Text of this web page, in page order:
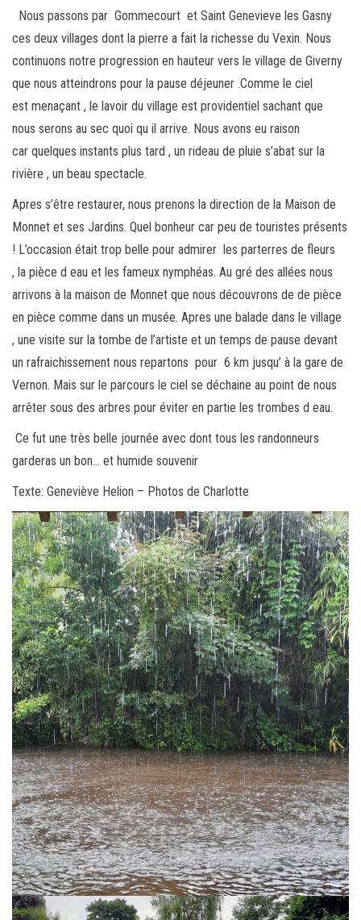
Nous passons par Gommecourt et Saint Genevieve les Gasny
ces deux villages dont la pierre a fait la richesse du Vexin. Nous
continuons notre progression en hauteur vers le village de Giverny
que nous atteindrons pour la pause déjeuner .Comme le ciel
est menaçant , le lavoir du village est providentiel sachant que
nous serons au sec quoi qu il arrive. Nous avons eu raison
car quelques instants plus tard , un rideau de pluie s’abat sur la
rivière , un beau spectacle.
Apres s’être restaurer, nous prenons la direction de la Maison de
Monnet et ses Jardins. Quel bonheur car peu de touristes présents
! L’occasion était trop belle pour admirer les parterres de fleurs
, la pièce d eau et les fameux nymphéas. Au gré des allées nous
arrivons à la maison de Monnet que nous découvrons de de pièce
en pièce comme dans un musée. Apres une balade dans le village
, une visite sur la tombe de l’artiste et un temps de pause devant
un rafraichissement nous repartons pour 6 km jusqu’ à la gare de
Vernon. Mais sur le parcours le ciel se déchaine au point de nous
arrêter sous des arbres pour éviter en partie les trombes d eau.
Ce fut une très belle journée avec dont tous les randonneurs
garderas un bon… et humide souvenir
Texte: Geneviève Helion – Photos de Charlotte